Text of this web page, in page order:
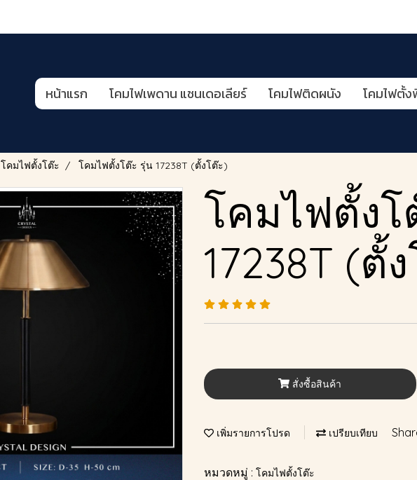
หน้าแรก โคมไฟเพดาน แชนเดอเลียร์ โคมไฟติดผนัง โคมไฟตั้
โคมไฟตั้งโต๊ะ โคมไฟตั้งโต๊ะ รุ่น 17238T (ตั้งโต๊ะ)
โคมไฟตั้งโ
17238T (ตั้
สั่งซื้อสินค้า
เพิ่มรายการโปรด เปรียบเทียบ
หมวดหมู่ : โคมไฟตั้งโต๊ะ